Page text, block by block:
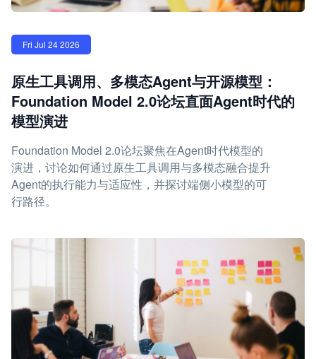
Fri Jul 24 2026
原生工具调用、多模态Agent与开源模型：
Foundation Model 2.0论坛直面Agent时代的
模型演进
Foundation Model 2.0论坛聚焦在Agent时代模型的
演进，讨论如何通过原生工具调用与多模态融合提升
Agent的执行能力与适应性，并探讨端侧小模型的可
行路径。